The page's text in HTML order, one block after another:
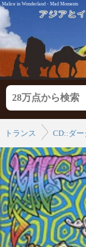
Malice in Wonderland - Mad Moments
トランス
CD::ダー